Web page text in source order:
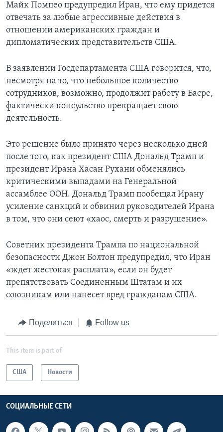
Майк Помпео предупредил Иран, что ему придется
отвечать за любые агрессивные действия в
отношении американских граждан и
дипломатических представительств США.
В заявлении Госдепартамента США говорится, что,
несмотря на то, что небольшое количество
сотрудников, возможно, продолжит работу в Басре,
фактически консульство прекращает свою
деятельность.
Это решение было принято через несколько дней
после того, как президент США Дональд Трамп и
президент Ирана Хасан Рухани обменялись
критическими выпадами на Генеральной
ассамблее ООН. Дональд Трамп пообещал Ирану
усиление санкций и обвинил руководителей Ирана
в том, что они сеют «хаос, смерть и разрушение».
Советник президента Трампа по национальной
безопасности Джон Болтон предупредил, что Иран
«ждет жестокая расплата», если он будет
препятствовать Соединенным Штатам и их
союзникам или нанесет вред гражданам США.
Поделиться Follow us
This item is part of
США Новости
СОЦИАЛЬНЫЕ СЕТИ